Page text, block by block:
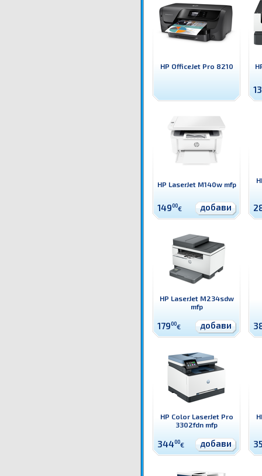
HP OfficeJet Pro 8210
HP LaserJet M140w mfp
14900€ добави
HP LaserJet M234sdw
mfp
17900€ добави
HP Color LaserJet Pro
3302fdn mfp
34400€ добави